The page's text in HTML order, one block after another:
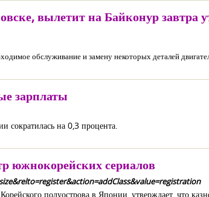
вылетит на Байконур завтра
обслуживание и замену некоторых деталей
зарплаты
сократилась на 0,3 процента.
южнокорейских сериалов
полуострова в Японии, утверждает, что